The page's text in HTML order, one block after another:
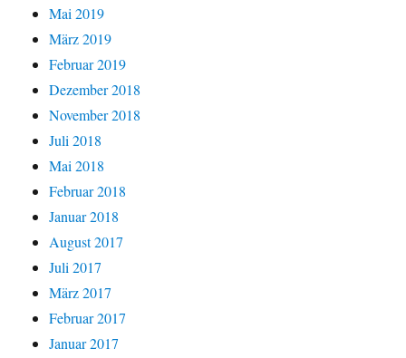
Mai 2019
März 2019
Februar 2019
Dezember 2018
November 2018
Juli 2018
Mai 2018
Februar 2018
Januar 2018
August 2017
Juli 2017
März 2017
Februar 2017
Januar 2017